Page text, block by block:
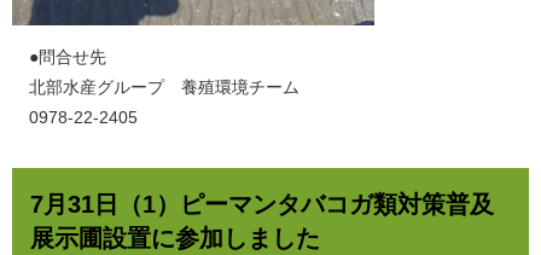
​●問合せ先
北部水産グループ 養殖環境チーム
0978-22-2405
7月31日（1）ピーマンタバコガ類対策普及
展示圃設置に参加しました